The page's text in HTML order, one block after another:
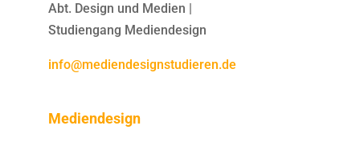
Abt. Design und Medien |
Studiengang Mediendesign
info@mediendesignstudieren.de
Mediendesign